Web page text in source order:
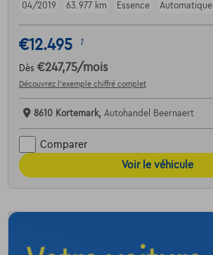
04/2019
63.977 km Essence Automatique
€12.495 1
Dès €247,75/mois
Découvrez l’exemple chiffré complet
8610 Kortemark, Autohandel Beernaert
Comparer
Voir le véhicule